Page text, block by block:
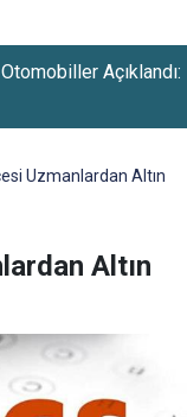
Fırsatı:
Uzmanlardan Altın
Altın